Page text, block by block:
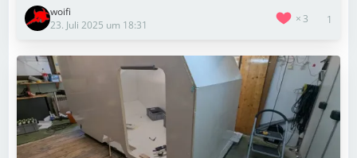
woifi
23. Juli 2025 um 18:31
3 1